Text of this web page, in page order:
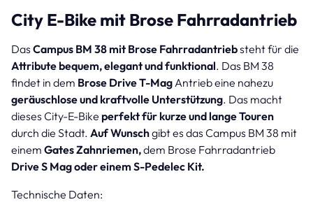
City E-Bike mit Brose Fahrradantrieb
Das Campus BM 38 mit Brose Fahrradantriebsteht für die
Attribute bequem, elegant und funktional. Das BM 38
findet in dem Brose Drive T-Mag Antrieb eine nahezu
geräuschlose und kraftvolle Unterstützung. Das macht
dieses City-E-Bike perfekt für kurze und lange Touren
durch die Stadt. Auf Wunschgibt es das Campus BM 38 mit
einem Gates Zahnriemen,dem Brose Fahrradantrieb
Drive S Mag oder einem S-Pedelec Kit.
Technische Daten: